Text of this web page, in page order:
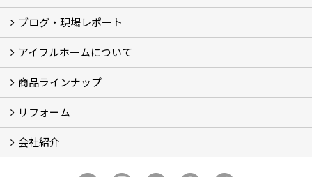
建築実例
お客様の声
ブログ・現場レポート
ブログ
現場レポート
アイフルホームについて
アイフルホームについて (5)
商品ラインナップ
商品ラインナップ
リフォーム
まるごと断熱リフォーム
イベント情報
施工事例
会社紹介
スタッフ紹介
個人情報保護方針